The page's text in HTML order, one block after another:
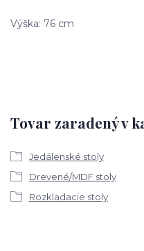
Výška: 76 cm
Tovar zaradený v
Jedálenské stoly
Drevené/MDF stoly
Rozkladacie stoly